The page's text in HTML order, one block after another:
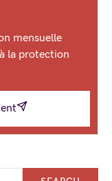
mensuelle
la protection